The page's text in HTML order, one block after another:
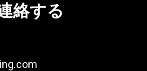
絡する